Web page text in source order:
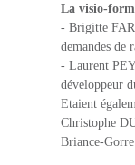
La visio-
- Brigitte
demandes de
- Laurent
développeur
Etaient
Christophe
Briance-Gorre.